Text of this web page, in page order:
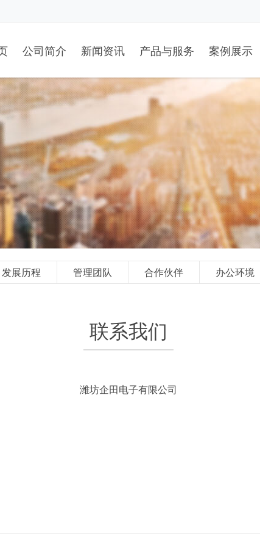
公司简介 新闻资讯 产品与服务 案例展示
发展历程 管理团队 合作伙伴 办公环境
联系我们
潍坊企田电子有限公司